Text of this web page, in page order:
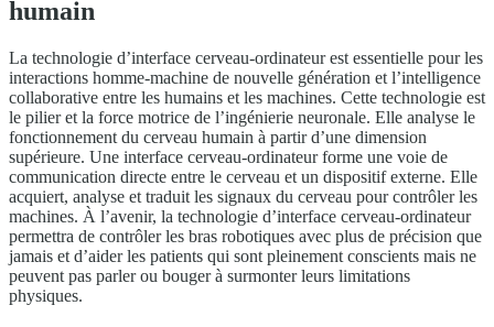
humain
La technologie d’interface cerveau-ordinateur est essentielle pour les
interactions homme-machine de nouvelle génération et l’intelligence
collaborative entre les humains et les machines. Cette technologie est
le pilier et la force motrice de l’ingénierie neuronale. Elle analyse le
fonctionnement du cerveau humain à partir d’une dimension
supérieure. Une interface cerveau-ordinateur forme une voie de
communication directe entre le cerveau et un dispositif externe. Elle
acquiert, analyse et traduit les signaux du cerveau pour contrôler les
machines. À l’avenir, la technologie d’interface cerveau-ordinateur
permettra de contrôler les bras robotiques avec plus de précision que
jamais et d’aider les patients qui sont pleinement conscients mais ne
peuvent pas parler ou bouger à surmonter leurs limitations
physiques.